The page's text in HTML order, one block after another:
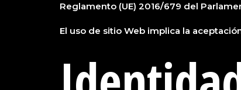
Reglamento (UE) 2016/679 del
El uso de sitio Web implica la